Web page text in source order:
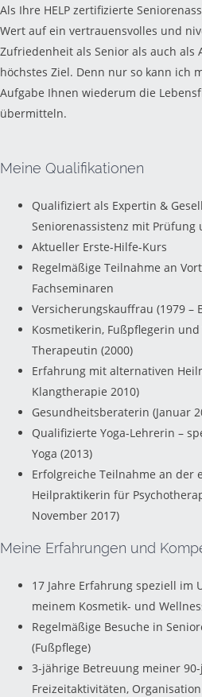
Als Ihre HELP zertifizierte
Wert auf ein vertrauensvolles und
Zufriedenheit als Senior als auch als
höchstes Ziel. Denn nur so kann ich
Aufgabe Ihnen wiederum die
übermitteln.
Meine Qualifikationen
Qualifiziert als Expertin &
Seniorenassistenz mit Prüfung
Aktueller Erste-Hilfe-Kurs
Regelmäßige Teilnahme an
Fachseminaren
Versicherungskauffrau (1979 –
Kosmetikerin, Fußpflegerin und
Therapeutin (2000)
Erfahrung mit alternativen
Klangtherapie 2010)
Gesundheitsberaterin (Januar
Qualifizierte Yoga-Lehrerin –
Yoga (2013)
Erfolgreiche Teilnahme an
Heilpraktikerin für
November 2017)
Meine Erfahrungen und
17 Jahre Erfahrung speziell im
meinem Kosmetik- und
Regelmäßige Besuche in
(Fußpflege)
3-jährige Betreuung meiner
Freizeitaktivitäten,